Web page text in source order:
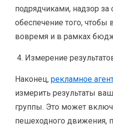
подрядчиками, надзор за
обеспечение того,
вовремя и в рамках
Измерение
Наконец, рекламное
измерить результаты
группы. Это может
пешеходного движения,